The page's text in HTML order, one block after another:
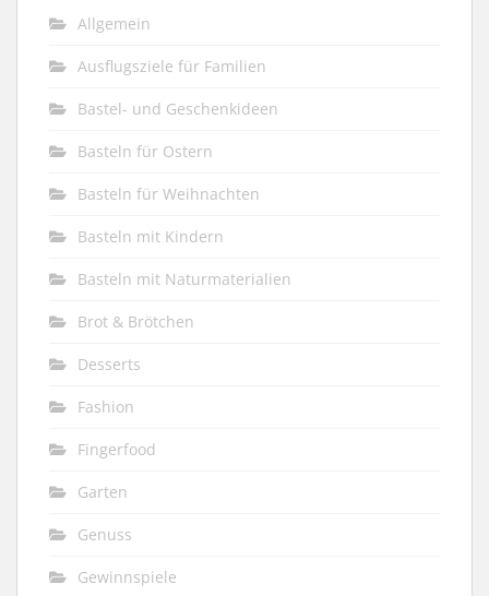
Allgemein
Ausflugsziele für Familien
Bastel- und Geschenkideen
Basteln für Ostern
Basteln für Weihnachten
Basteln mit Kindern
Basteln mit Naturmaterialien
Brot & Brötchen
Desserts
Fashion
Fingerfood
Garten
Genuss
Gewinnspiele